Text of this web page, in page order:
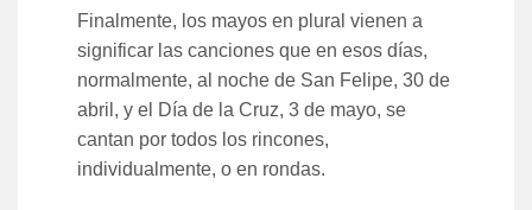
Finalmente, los mayos en plural vienen a
significar las canciones que en esos días,
normalmente, al noche de San Felipe, 30 de
abril, y el Día de la Cruz, 3 de mayo, se
cantan por todos los rincones,
individualmente, o en rondas.